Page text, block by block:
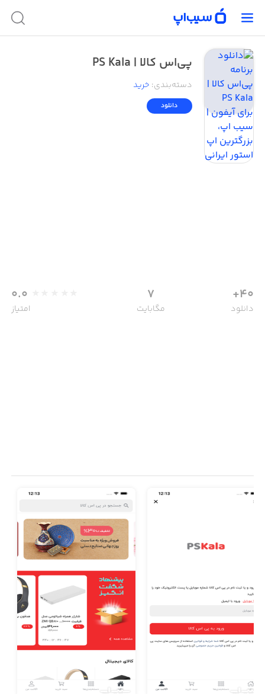
پی‌اس کالا | PS Kala
دسته‌بندی: خرید
دانلود
40+
دانلود
7
مگابایت
0.0
امتیاز